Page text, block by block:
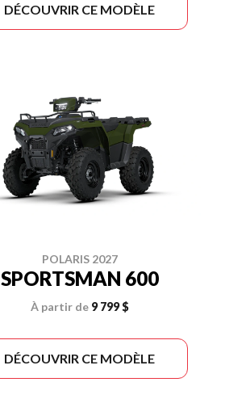
DÉCOUVRIR CE MODÈLE
POLARIS 2027
SPORTSMAN 600
À partir de 9 799 $
DÉCOUVRIR CE MODÈLE